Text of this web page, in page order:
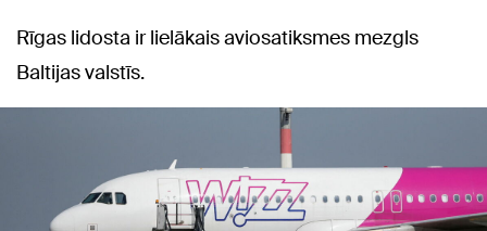
Rīgas lidosta ir lielākais aviosatiksmes mezgls
Baltijas valstīs.